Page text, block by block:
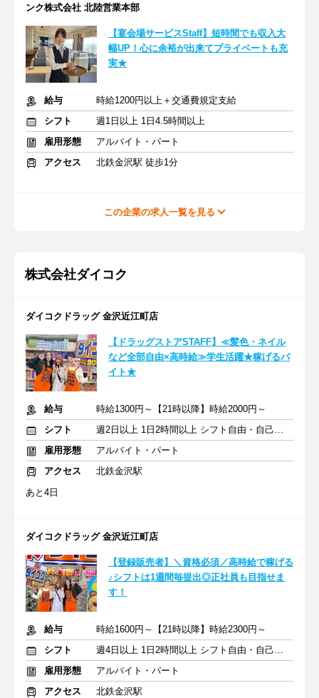
ンク株式会社 北陸営業本部
【宴会場サービスStaff】短時間でも収入大
幅UP！心に余裕が出来てプライベートも充
実★
給与
時給1200円以上＋交通費規定支給
シフト
週1日以上 1日4.5時間以上
雇用形態
アルバイト・パート
アクセス
北鉄金沢駅 徒歩1分
この企業の求人一覧を見る
株式会社ダイコク
ダイコクドラッグ 金沢近江町店
【ドラッグストアSTAFF】≪髪色・ネイル
など全部自由×高時給≫学生活躍★稼げるバ
イト★
給与
時給1300円～【21時以降】時給2000円～
シフト
週2日以上 1日2時間以上 シフト自由・自己申告
雇用形態
アルバイト・パート
アクセス
北鉄金沢駅
あと4日
ダイコクドラッグ 金沢近江町店
【登録販売者】＼資格必須／高時給で稼げる
♪シフトは1週間毎提出◎正社員も目指せま
す！
給与
時給1600円～【21時以降】時給2300円～
シフト
週4日以上 1日2時間以上 シフト自由・自己申告
雇用形態
アルバイト・パート
アクセス
北鉄金沢駅